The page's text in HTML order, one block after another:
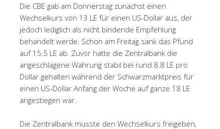
Die CBE gab am Donnerstag zunächst einen
Wechselkurs von 13 LE für einen US-Dollar aus, der
jedoch lediglich als nicht bindende Empfehlung
behandelt werde. Schon am Freitag sank das Pfund
auf 15.5 LE ab. Zuvor hatte die Zentralbank die
angeschlagene Währung stabil bei rund 8.8 LE pro
Dollar gehalten während der Schwarzmarktpreis für
einen US-Dollar Anfang der Woche auf ganze 18 LE
angestiegen war.
Die Zentralbank musste den Wechselkurs freigeben,